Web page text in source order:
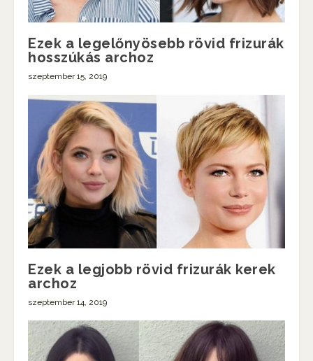
Ezek a legelőnyösebb rövid frizurák
hosszúkás archoz
szeptember 15, 2019
Ezek a legjobb rövid frizurák kerek
archoz
szeptember 14, 2019